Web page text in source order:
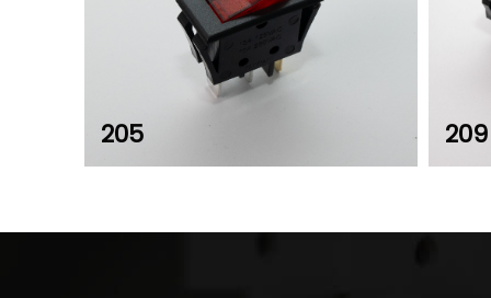
205 209